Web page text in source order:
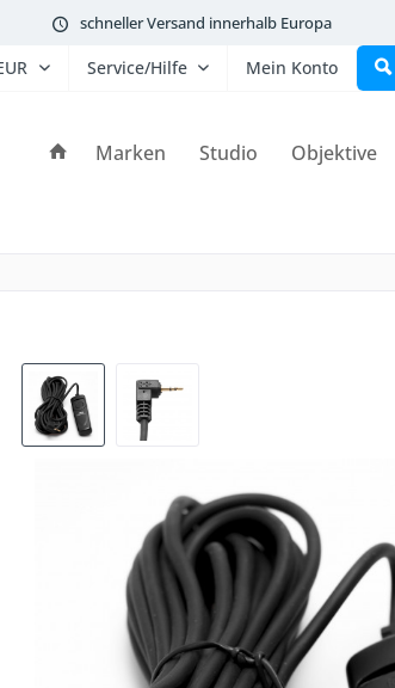
schneller Versand innerhalb Europa
Service/Hilfe Mein Konto
Marken Studio Objektive